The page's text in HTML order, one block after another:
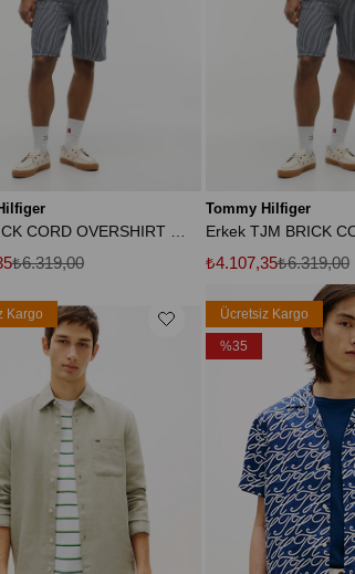
₺6.319,00
Tommy Hilfiger
₺4.107,35₺6.319,00
Kargo Ücretsiz Kargo
%35